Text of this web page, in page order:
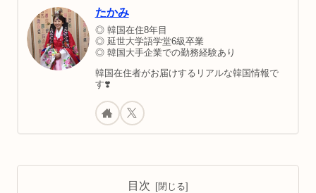
たかみ
◎ 韓国在住8年目
◎ 延世大学語学堂6級卒業
◎ 韓国大手企業での勤務経験あり
韓国在住者がお届けするリアルな韓国情報で
す❣️
目次